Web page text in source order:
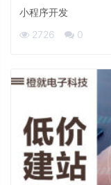
小程序开发
2726
0